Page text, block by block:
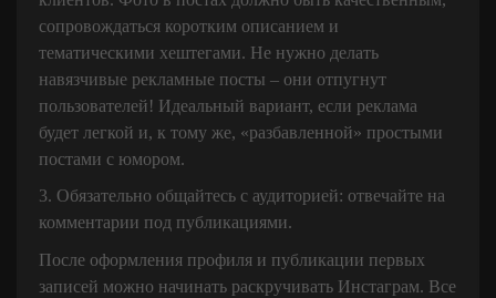
сопровождаться коротким описанием и
тематическими хештегами. Не нужно делать
навязчивые рекламные посты – они отпугнут
пользователей! Идеальный вариант, если реклама
будет легкой и, к тому же, «разбавленной» простыми
постами с юмором.
3. Обязательно общайтесь с аудиторией: отвечайте на
комментарии под публикациями.
После оформления профиля и публикации первых
записей можно начинать раскручивать Инстаграм. Все